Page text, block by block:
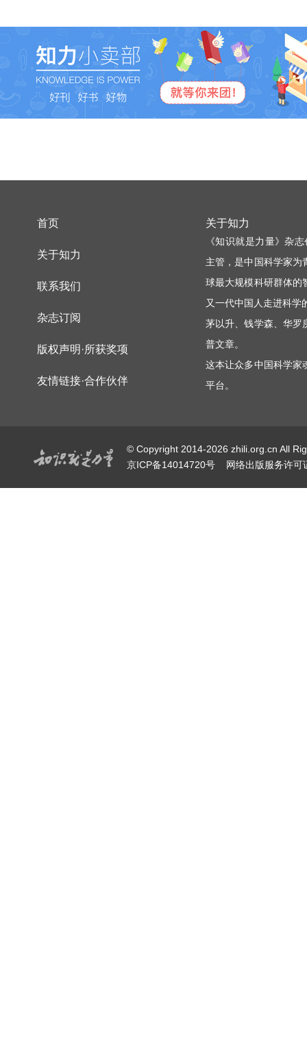
首页
关于知力
联系我们
杂志订阅
版权声明·所获奖项
友情链接·合作伙伴
关于知力
《知识就是力量》杂
主管，是中国科学家为
球最大规模科研群体的
又一代中国人走进科学
茅以升、钱学森、华罗
普文章。
这本让众多中国科学家
平台。
© Copyright 2014-2026 zhili.org.cn All
京ICP备14014720号
网络出版服务许可